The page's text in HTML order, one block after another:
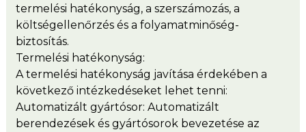
termelési hatékonyság, a szerszámozás, a
költségellenőrzés és a folyamatminőség-
biztosítás.
Termelési hatékonyság:
A termelési hatékonyság javítása érdekében a
következő intézkedéseket lehet tenni:
Automatizált gyártósor: Automatizált
berendezések és gyártósorok bevezetése az